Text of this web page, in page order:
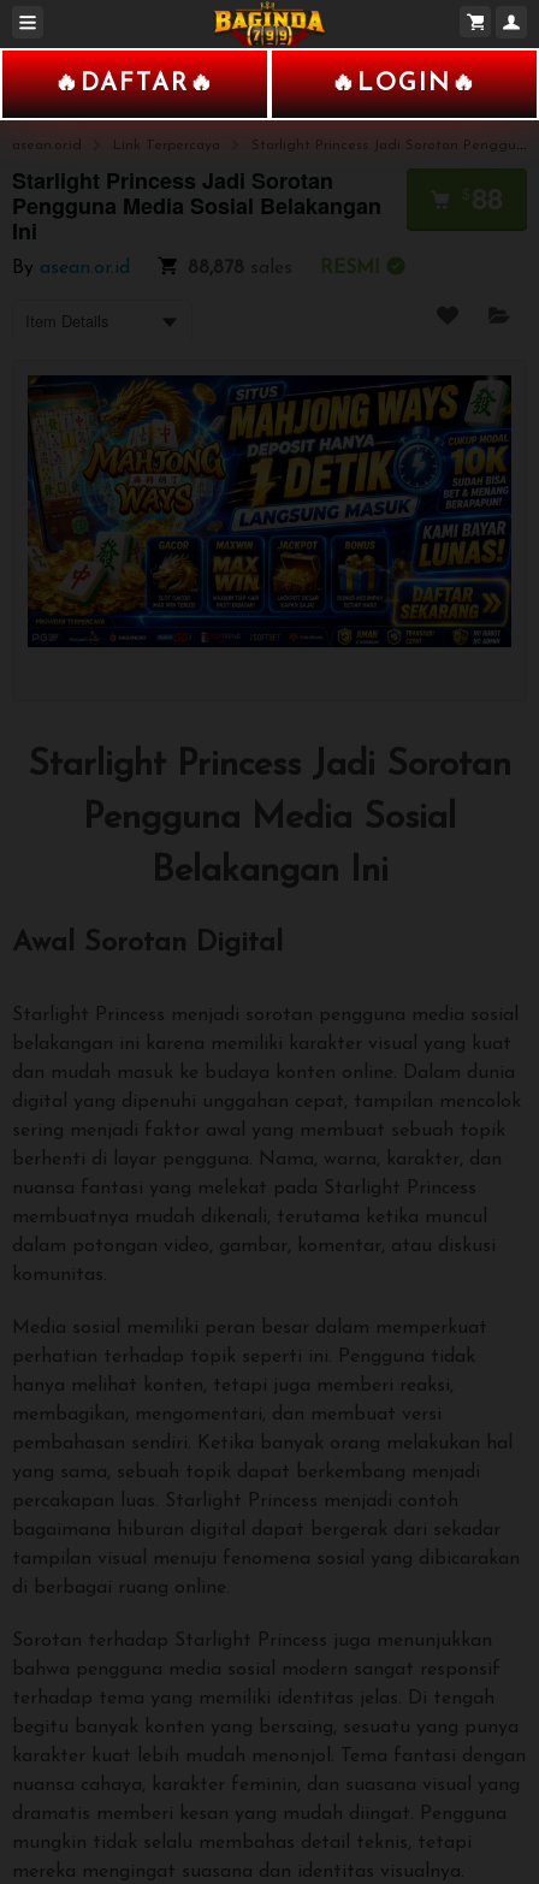
🔥DAFTAR🔥 🔥LOGIN🔥
asean.or.id Link Terpercaya Starlight Princess Jadi Sorotan Pengguna Media Sosial Belakangan Ini
Starlight Princess Jadi Sorotan
Pengguna Media Sosial Belakangan
Ini
$88
By asean.or.id RESMI
Item Details
Starlight Princess Jadi Sorotan
Pengguna Media Sosial
Belakangan Ini
Awal Sorotan Digital
Starlight Princess menjadi sorotan pengguna media sosial
belakangan ini karena memiliki karakter visual yang kuat
dan mudah masuk ke budaya konten online. Dalam dunia
digital yang dipenuhi unggahan cepat, tampilan mencolok
sering menjadi faktor awal yang membuat sebuah topik
berhenti di layar pengguna. Nama, warna, karakter, dan
nuansa fantasi yang melekat pada Starlight Princess
membuatnya mudah dikenali, terutama ketika muncul
dalam potongan video, gambar, komentar, atau diskusi
komunitas.
Media sosial memiliki peran besar dalam memperkuat
perhatian terhadap topik seperti ini. Pengguna tidak
hanya melihat konten, tetapi juga memberi reaksi,
membagikan, mengomentari, dan membuat versi
pembahasan sendiri. Ketika banyak orang melakukan hal
yang sama, sebuah topik dapat berkembang menjadi
percakapan luas. Starlight Princess menjadi contoh
bagaimana hiburan digital dapat bergerak dari sekadar
tampilan visual menuju fenomena sosial yang dibicarakan
di berbagai ruang online.
Sorotan terhadap Starlight Princess juga menunjukkan
bahwa pengguna media sosial modern sangat responsif
terhadap tema yang memiliki identitas jelas. Di tengah
begitu banyak konten yang bersaing, sesuatu yang punya
karakter kuat lebih mudah menonjol. Tema fantasi dengan
nuansa cahaya, karakter feminin, dan suasana visual yang
dramatis memberi kesan yang mudah diingat. Pengguna
mungkin tidak selalu membahas detail teknis, tetapi
mereka mengingat suasana dan identitas visualnya.
Slot Togel Casino